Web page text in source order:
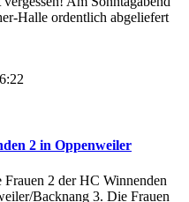
Halle ordentlich abgeliefert
2 in Oppenweiler
2 der HC Winnenden
Backnang 3. Die Frauen